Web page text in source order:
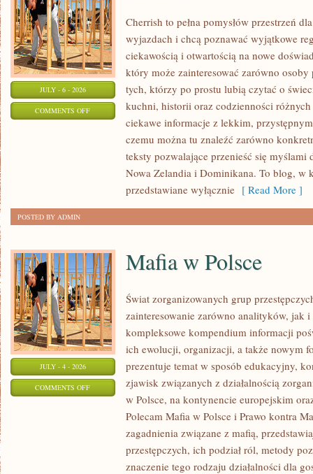
JULY - 6 - 2026
COMMENTS OFFON
Cherrish to pełna pomysłów przestrzeń
wyjazdach i chcą poznawać wyjątkowe
ciekawością i otwartością na nowe
który może zainteresować zarówno
tych, którzy po prostu lubią czytać o
kuchni, historii oraz codzienności
ciekawe informacje z lekkim,
czemu można tu znaleźć zarówno
teksty pozwalające przenieść się myślami
Nowa Zelandia i Dominikana. To blog, w
przedstawiane wyłącznie [ Read More ]
POSTED BY ADMIN
JULY - 4 - 2026
COMMENTS OFFON
Mafia w Polsce
Świat zorganizowanych grup
zainteresowanie zarówno analityków, jak
kompleksowe kompendium informacji
ich ewolucji, organizacji, a także nowym
prezentuje temat w sposób edukacyjny,
zjawisk związanych z działalnością
w Polsce, na kontynencie europejskim
Polecam Mafia w Polsce i Prawo kontra
zagadnienia związane z mafią,
przestępczych, ich podział ról, metody
znaczenie tego rodzaju działalności dla